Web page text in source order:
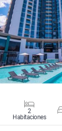
VER
2
Habitaciones